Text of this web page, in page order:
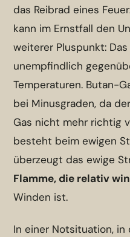
das Reibrad eines
kann im Ernstfall den
weiterer Pluspunkt:
unempfindlich
Temperaturen. Butan-
bei Minusgraden, da
Gas nicht mehr richtig
besteht beim ewigen
überzeugt das ewige
Flamme, die relativ
Winden ist.
In einer Notsituation, in